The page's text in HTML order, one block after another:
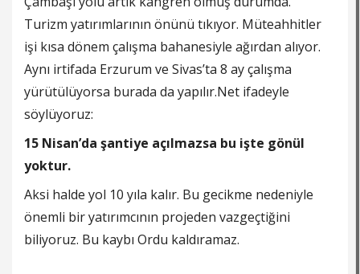
Turizm yatırımlarının önünü tıkıyor. Müteahhitler
işi kısa dönem çalışma bahanesiyle ağırdan alıyor.
Aynı irtifada Erzurum ve Sivas’ta 8 ay çalışma
yürütülüyorsa burada da yapılır.Net ifadeyle
söylüyoruz:
15 Nisan’da şantiye açılmazsa bu işte gönül
yoktur.
Aksi halde yol 10 yıla kalır. Bu gecikme nedeniyle
önemli bir yatırımcının projeden vazgeçtiğini
biliyoruz. Bu kaybı Ordu kaldıramaz.